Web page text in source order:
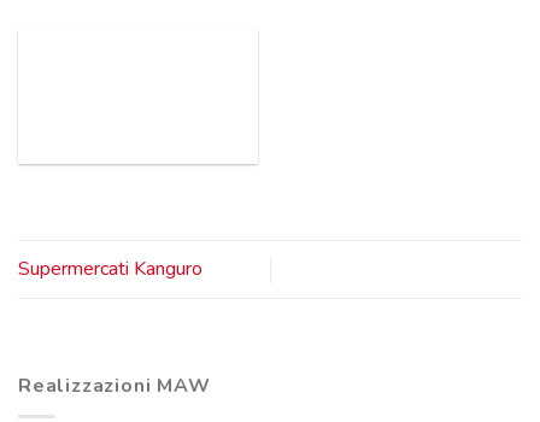
Supermercati Kanguro
Realizzazioni MAW